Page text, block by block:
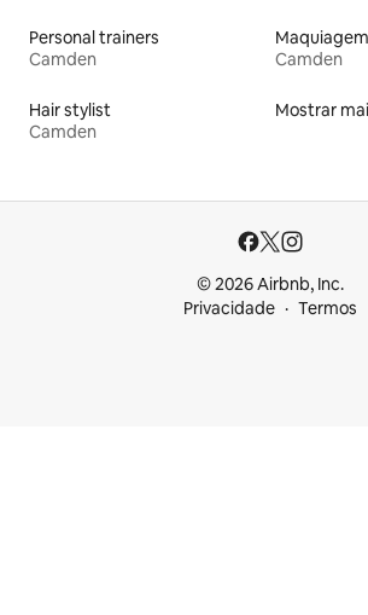
Personal trainers
Camden
Maquiagem
Camden
Hair stylist
Camden
Mostrar
© 2026 Airbnb, Inc.
Privacidade
Termos